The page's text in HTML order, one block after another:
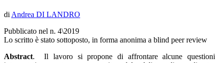
di Andrea DI LANDRO
Pubblicato nel n. 4\2019
Lo scritto è stato sottoposto, in forma anonima a blind peer review
Abstract. Il lavoro si propone di affrontare alcune questioni